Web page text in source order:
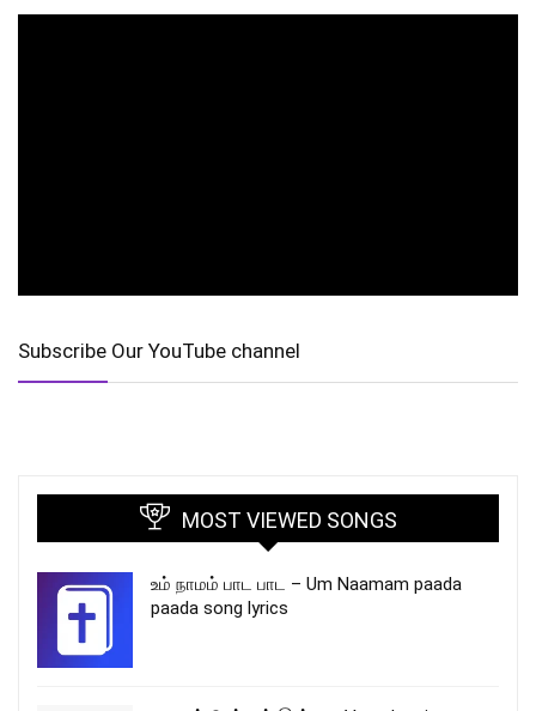
Subscribe Our YouTube channel
MOST VIEWED SONGS
உம் நாமம் பாட பாட – Um Naamam paada
paada song lyrics